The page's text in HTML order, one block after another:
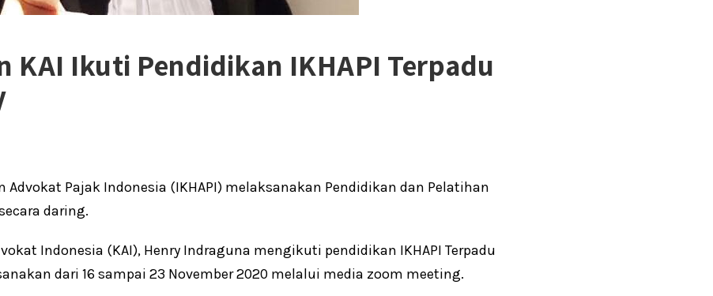
KAI Ikuti Pendidikan IKHAPI Terpadu
Advokat Pajak Indonesia (IKHAPI) melaksanakan Pendidikan dan Pelatihan
daring.
Indonesia (KAI), Henry Indraguna mengikuti pendidikan IKHAPI Terpadu
dari 16 sampai 23 November 2020 melalui media zoom meeting.